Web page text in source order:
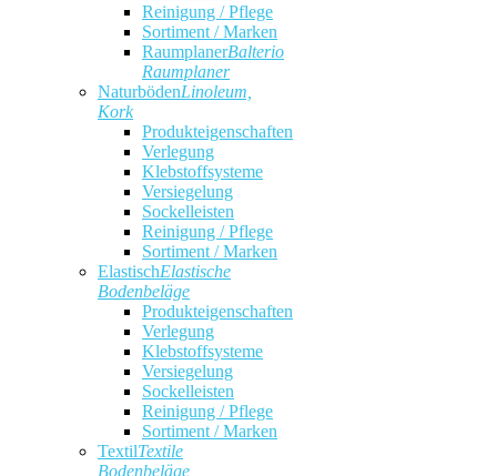
Reinigung / Pflege
Sortiment / Marken
RaumplanerBalterio
Raumplaner
NaturbödenLinoleum,
Kork
Produkteigenschaften
Verlegung
Klebstoffsysteme
Versiegelung
Sockelleisten
Reinigung / Pflege
Sortiment / Marken
ElastischElastische
Bodenbeläge
Produkteigenschaften
Verlegung
Klebstoffsysteme
Versiegelung
Sockelleisten
Reinigung / Pflege
Sortiment / Marken
TextilTextile
Bodenbeläge